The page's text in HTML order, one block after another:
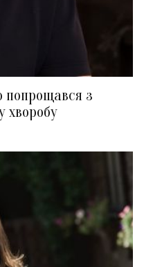
попрощався з
хворобу